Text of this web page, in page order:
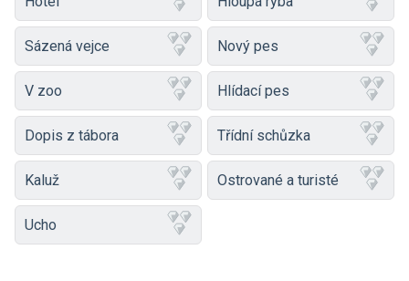
Sázená vejce Nový pes
V zoo Hlídací pes
Dopis z tábora Třídní schůzka
Kaluž Ostrované a turisté
Ucho